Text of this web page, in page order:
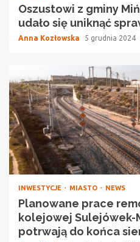
Oszustowi z gminy
udało się uniknąć
Anna Kozłowska 5 grudnia 2024
INWESTYCJE MIASTO NEWS
Planowane prace
kolejowej Sulejówek-
potrwają do końca